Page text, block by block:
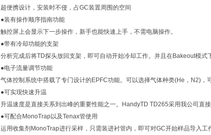
超便携设计，安装时不侵，占GC装置周围的空间
●装有操作顺序指南功能
触控屏上会显示下一步操作，新手也能快速上手，不需电脑操作。
●带有冷却功能的支架
分析完成后将TD探头放回支架，即可自动开始冷却工作。并且在Bakeout模式
●电子流量调节功能
气体控制系统中搭载了专门设计的EPFC功能。可以选择气体种类(He，N2)，
●可实现快速升温
升温速度是直接关系到出峰的重要性能之一。HandyTD TD265采用我公司直
●可配合MonoTrap以及Tenax管使用
运用收集剂MonoTrap进行采样，只需装进衬管内，即可对GC开始样品导入